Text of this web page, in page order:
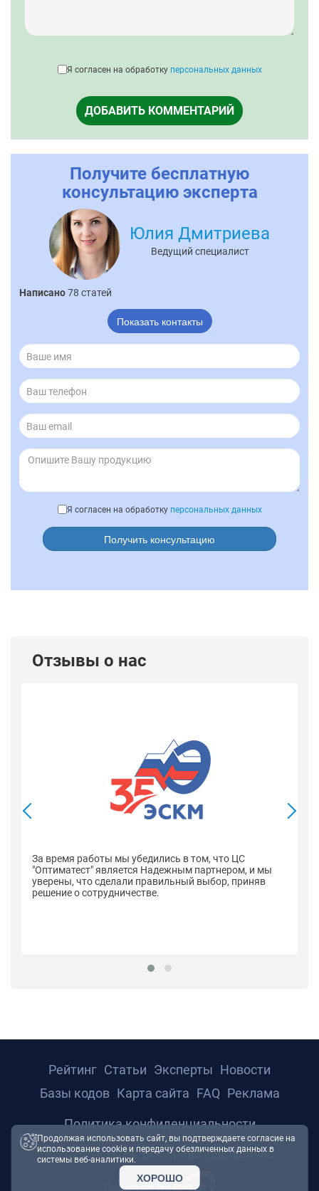
Я согласен на обработку персональных данных
ДОБАВИТЬ КОММЕНТАРИЙ
Получите бесплатную
консультацию эксперта
Юлия Дмитриева
Ведущий специалист
Написано78 статей
Показать контакты
Я согласен на обработку персональных данных
Получить консультацию
Отзывы о нас
За время работы мы убедились в том, что ЦС
"Оптиматест" является Надежным партнером, и мы
уверены, что сделали правильный выбор, приняв
решение о сотрудничестве.
© 2026 ТРТС24. Все права защищены.
Powered by
Рейтинг Статьи Эксперты Новости
Базы кодов Карта сайта FAQ Реклама
Политика конфиденциальности
Продолжая использовать сайт, вы подтверждаете согласие на
использование cookie и передачу обезличенных данных в
системы веб-аналитики.
ХОРОШО